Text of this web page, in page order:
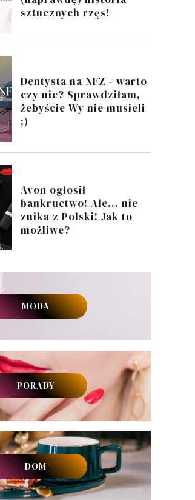
sztucznych rzęs!
Dentysta na NFZ - warto
czy nie? Sprawdziłam,
żebyście Wy nie musieli
;)
Avon ogłosił
bankructwo! Ale... nie
znika z Polski! Jak to
możliwe?
MODA
PORADY
DOM